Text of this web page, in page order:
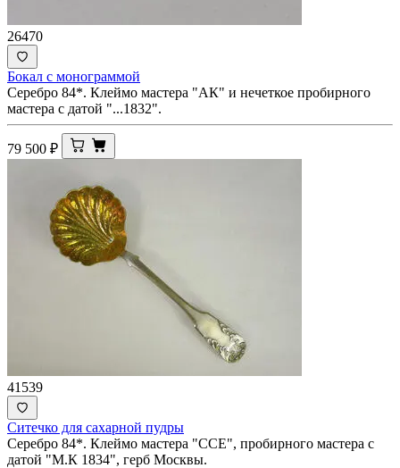
26470
Бокал с монограммой
Серебро 84*. Клеймо мастера "АК" и нечеткое пробирного
мастера с датой "...1832".
79 500 ₽
41539
Ситечко для сахарной пудры
Серебро 84*. Клеймо мастера "ССЕ", пробирного мастера с
датой "М.К 1834", герб Москвы.